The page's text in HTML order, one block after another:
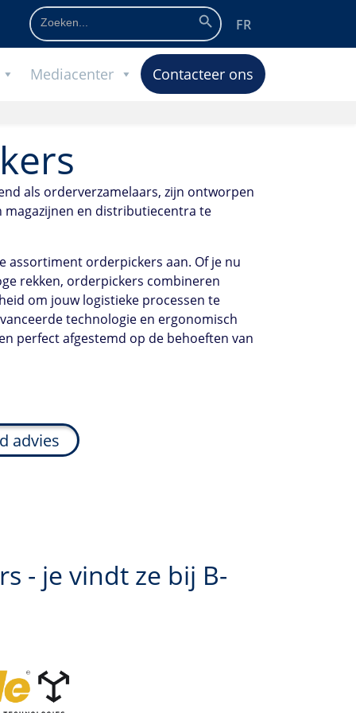
Zoek
naar:
Zoekknop
FR
Mediacenter Contacteer ons
als orderverzamelaars, zijn ontworpen
en distributiecentra te
assortiment orderpickers aan. Of je nu
rekken, orderpickers combineren
om jouw logistieke processen te
technologie en ergonomisch
perfect afgestemd op de behoeften van
advies
- je vindt ze bij B-